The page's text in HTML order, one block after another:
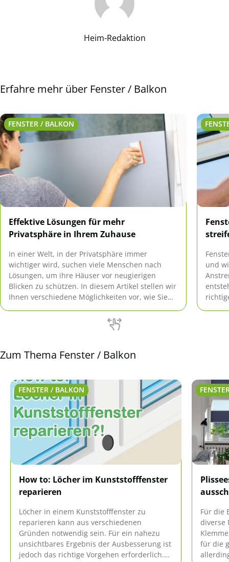
Heim-Redaktion
Erfahre mehr über Fenster / Balkon
FENSTER / BALKON
Effektive Lösungen für mehr
Privatsphäre in Ihrem Zuhause
In einer Welt, in der Privatsphäre immer
wichtiger wird, suchen viele Menschen nach
Lösungen, um ihre Häuser vor neugierigen
Blicken zu schützen. In diesem Artikel stellen wir
Ihnen verschiedene Möglichkeiten vor, wie Sie
Dabei konzentrieren wir uns auf eine Vielzahl
von Methoden, die Ihnen nicht nur Sicherheit,
und
Zum Thema Fenster / Balkon
FENSTER / BALKON
How to: Löcher im Kunststofffenster
reparieren
Löcher in einem Kunststofffenster zu
reparieren kann aus verschiedenen
Gründen notwendig sein. Für ein nahezu
unsichtbares Ergebnis der Ausbesserung ist
jedoch das richtige Vorgehen erforderlich.
Für die
diverse
für die